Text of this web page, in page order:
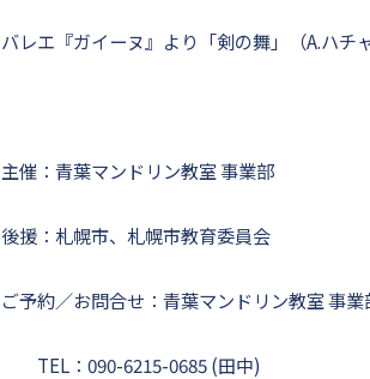
バレエ『ガイーヌ』より「剣の舞」（A.ハチ
主催：青葉マンドリン教室 事業部
後援：札幌市、札幌市教育委員会
ご予約／お問合せ：青葉マンドリン教室 事業
TEL：090-6215-0685 (田中)